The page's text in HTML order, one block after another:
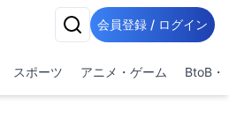
会員登録 / ログイン
スポーツ アニメ・ゲーム BtoB・